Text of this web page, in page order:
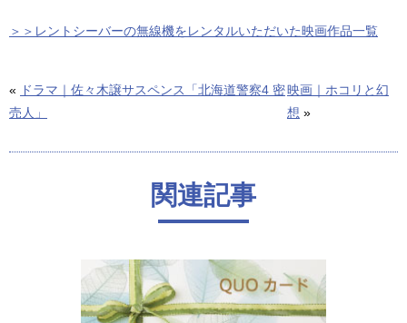
＞＞レントシーバーの無線機をレンタルいただいた映画作品一覧
«
ドラマ｜佐々木譲サスペンス「北海道警察4 密
売人」
映画｜ホコリと幻
想 »
関連記事